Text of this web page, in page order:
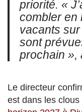
priorité. «
combler en
vacants
sont
prochain »,
Le directeur
est dans les clous